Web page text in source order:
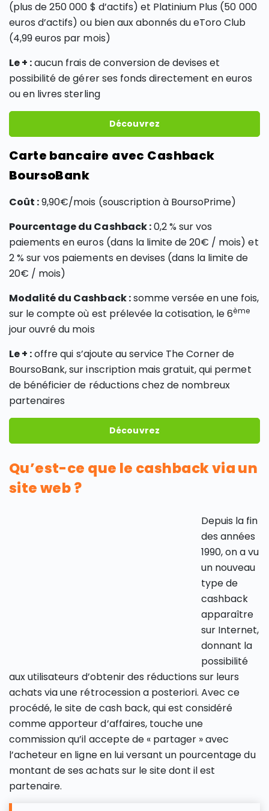
(plus de 250 000 $ d’actifs) et Platinium Plus (50 000
euros d’actifs) ou bien aux abonnés du eToro Club
(4,99 euros par mois)
Le + :aucun frais de conversion de devises et
possibilité de gérer ses fonds directement en euros
ou en livres sterling
Découvrez
Carte bancaire avec Cashback
BoursoBank
Coût :9,90€/mois (souscription à BoursoPrime)
Pourcentage du Cashback :0,2 % sur vos
paiements en euros (dans la limite de 20€ / mois) et
2 % sur vos paiements en devises (dans la limite de
20€ / mois)
Modalité du Cashback :somme versée en une fois,
sur le compte où est prélevée la cotisation, le 6ème
jour ouvré du mois
Le + :offre qui s’ajoute au service The Corner de
BoursoBank, sur inscription mais gratuit, qui permet
de bénéficier de réductions chez de nombreux
partenaires
Découvrez
Qu’est-ce que le cashback via un
site web ?
Depuis la fin
des années
1990, on a vu
un nouveau
type de
cashback
apparaître
sur Internet,
donnant la
possibilité
aux utilisateurs d’obtenir des réductions sur leurs
achats via une rétrocession a posteriori. Avec ce
procédé, le site de cash back, qui est considéré
comme apporteur d’affaires, touche une
commission qu’il accepte de « partager » avec
l’acheteur en ligne en lui versant un pourcentage du
montant de ses achats sur le site dont il est
partenaire.